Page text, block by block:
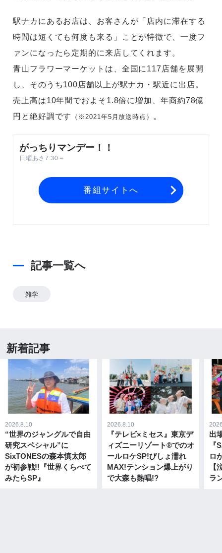
駅ナカにあるお店は、お客さんが「店内に滞在する
時間は短くても何度も来る」ことが特徴で、一度フ
ァンになったら定期的に来店してくれます。
青山フラワーマーケットは、全国に117店舗を展開
し、そのうち100店舗以上が駅ナカ・駅近に出店。
売上高は10年間でおよそ1.8倍に増加、年商約78億
円と絶好調です
（※2021年5月放送時点） 。
がっちりマンデー！！
日曜あさ7:30～
番組サイトへ
記事一覧へ
雑学
新着記事
“世界のジャングルで自由
研究スペシャル”に
SixTONESの森本慎太郎
が初参戦!!『世界くらべて
みたらSP』
2026.8.10
『テレビ×ミセス』東京デ
ィズニーリゾート®でのオ
ールロケSP!びしょ濡れ
MAX!テンション爆上がり
で大森も熱唱!?
2026.8.10
出
『
ロ
【
ラ